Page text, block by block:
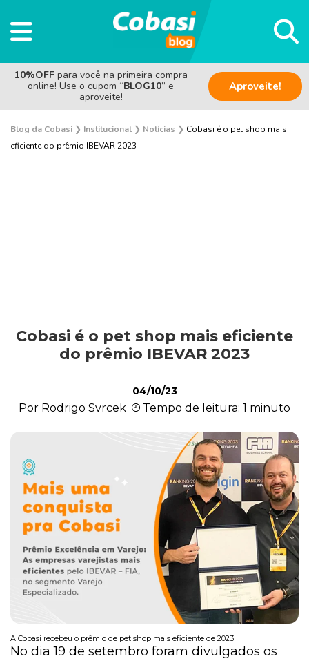
10%OFF para você na primeira compra
online! Use o cupom “BLOG10” e
aproveite!
Aproveite!
Blog da Cobasi ❯ Institucional ❯ Notícias ❯ Cobasi é o pet shop mais
eficiente do prêmio IBEVAR 2023
Ações Sociais
Cachorro
Outros Pets
Casa & Piscina
Jardinagem
Cobasi é o pet shop mais eficiente
do prêmio IBEVAR 2023
04/10/23
Por Rodrigo Svrcek Tempo de leitura: 1 minuto
A Cobasi recebeu o prêmio de pet shop mais eficiente de 2023
No dia 19 de setembro foram divulgados os